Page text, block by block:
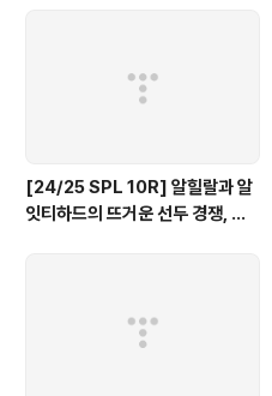
하며 여섯골을 주고 받는 공방전 끝에 왈리..
[24/25 SPL 10R] 알힐랄과 알
잇티하드의 뜨거운 선두 경쟁, 나